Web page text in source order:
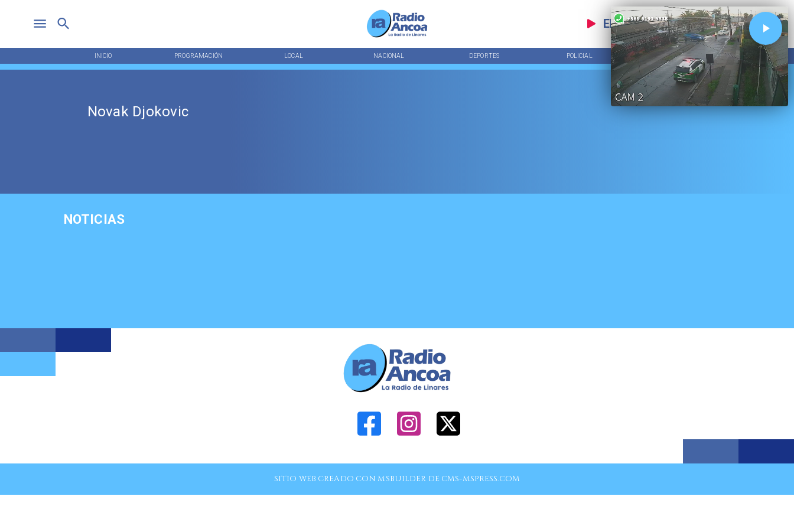
EN VIVO
INICIO PROGRAMACIÓN LOCAL NACIONAL DEPORTES POLICIAL TENDENCIAS
Novak Djokovic
NOTICIAS
SITIO WEB CREADO CON MSBUILDER DE CMS-MSPRESS.COM